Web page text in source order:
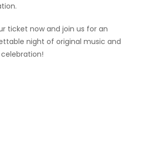
ticket now and join us for an
night of original music and